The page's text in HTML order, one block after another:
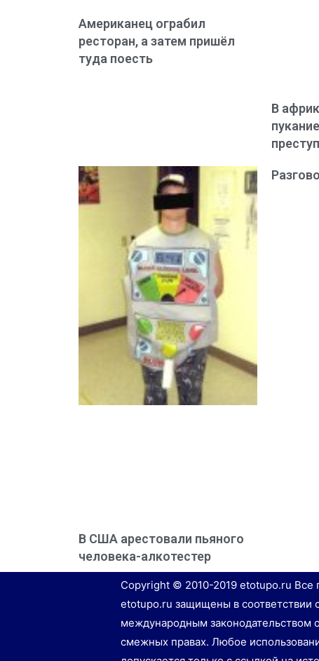
Американец ограбил
ресторан, а затем пришёл
туда поесть
В
В США арестовали пьяного
человека-алкотестер
Copyright © 2010-2019 etotupo.ru Все
etotupo.ru защищены в соответствии
международным законодательством
смежных правах. Любое